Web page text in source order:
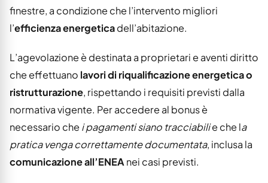
finestre, a condizione che l’intervento migliori
l’efficienza energeticadell’abitazione.
L’agevolazione è destinata a proprietari e aventi diritto
che effettuano lavori di riqualificazione energetica o
ristrutturazione, rispettando i requisiti previsti dalla
normativa vigente. Per accedere al bonus è
necessario chei pagamenti siano tracciabilie che la
pratica venga correttamente documentata, inclusa la
comunicazione all’ENEA nei casi previsti.